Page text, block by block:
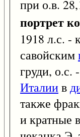
при о.в.
портрет
1918 л.с. -
савойским
груди, о.с.
Италиив
также
и кратные